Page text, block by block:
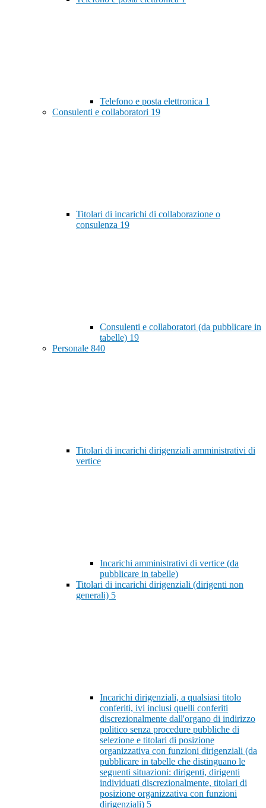
Telefono e posta elettronica 1
Consulenti e collaboratori 19
Titolari di incarichi di collaborazione o
consulenza 19
Consulenti e collaboratori (da pubblicare in
tabelle) 19
Personale 840
Titolari di incarichi dirigenziali amministrativi di
vertice
Incarichi amministrativi di vertice (da
pubblicare in tabelle)
Titolari di incarichi dirigenziali (dirigenti non
generali) 5
Incarichi dirigenziali, a qualsiasi titolo
conferiti, ivi inclusi quelli conferiti
discrezionalmente dall'organo di indirizzo
politico senza procedure pubbliche di
selezione e titolari di posizione
organizzativa con funzioni dirigenziali (da
pubblicare in tabelle che distinguano le
seguenti situazioni: dirigenti, dirigenti
individuati discrezionalmente, titolari di
posizione organizzativa con funzioni
dirigenziali) 5